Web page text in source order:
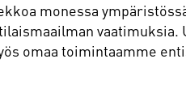
monessa
vaatimuksia.
omaa toimintaamme